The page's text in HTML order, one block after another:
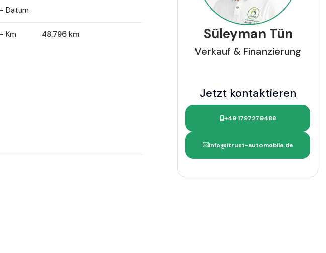
Datum
Km 48.796 km Süleyman Tün
Verkauf & Finanzierung
Jetzt kontaktieren
+49 1797279488
info@itrust-automobile.de